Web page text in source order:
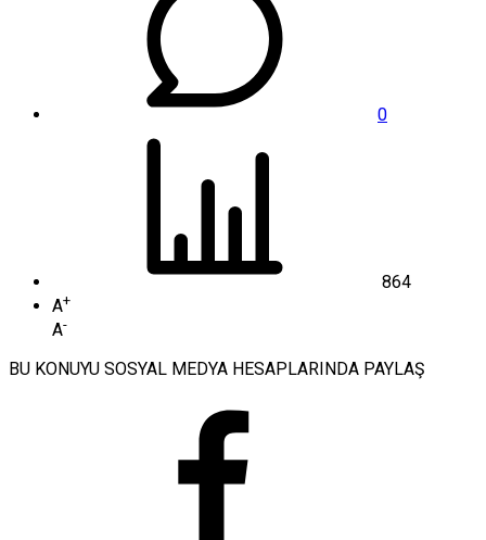
0
864
A+
A-
BU KONUYU SOSYAL MEDYA HESAPLARINDA PAYLAŞ